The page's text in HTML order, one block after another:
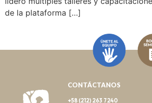
de la plataforma […]
CONTÁCTANOS
+58 (212) 263 7240